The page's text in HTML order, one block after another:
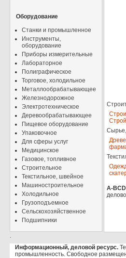
Оборудование
Станки и промышленное
Инструменты,
оборудование
Приборы измерительные
Лабораторное
Полиграфическое
Торговое, холодильное
Металлообрабатывающее
Железнодорожное
Электротехническое
Деревообрабатывающее
Пищевое оборудование
Упаковочное
Для сферы услуг
Медицинское
Газовое, топливное
Строительное
Текстильное, швейное
Машиностроительное
Холодильное
Грузоподъемное
Сельскохозяйственное
Подшипники
A-
.
Информационный, деловой ресурс.
промышленность. Свободное